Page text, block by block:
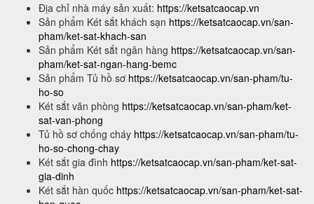
Địa chỉ nhà máy sản xuất: https://ketsatcaocap.vn
Sản phẩm Két sắt khách sạn https://ketsatcaocap.vn/san-
pham/ket-sat-khach-san
Sản phẩm Két sắt ngân hàng https://ketsatcaocap.vn/san-
pham/ket-sat-ngan-hang-bemc
Sản phẩm Tủ hồ sơ https://ketsatcaocap.vn/san-pham/tu-
ho-so
Két sắt văn phòng https://ketsatcaocap.vn/san-pham/ket-
sat-van-phong
Tủ hồ sơ chống cháy https://ketsatcaocap.vn/san-pham/tu-
ho-so-chong-chay
Két sắt gia đình https://ketsatcaocap.vn/san-pham/ket-sat-
gia-dinh
Két sắt hàn quốc https://ketsatcaocap.vn/san-pham/ket-sat-